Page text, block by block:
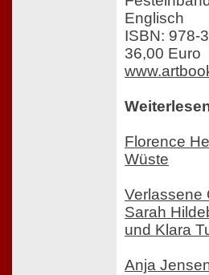
Englisch
ISBN: 978-
36,00 Euro
Florence
Wüste
Verlassene
Sarah
und Klara
Anja